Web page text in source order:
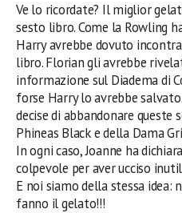
Ve lo ricordate? Il miglior
sesto libro. Come la Rowling
Harry avrebbe dovuto
libro. Florian gli avrebbe
informazione sul Diadema di
forse Harry lo avrebbe
decise di abbandonare queste
Phineas Black e della Dama
In ogni caso, Joanne ha
colpevole per aver ucciso
E noi siamo della stessa idea:
fanno il gelato!!!